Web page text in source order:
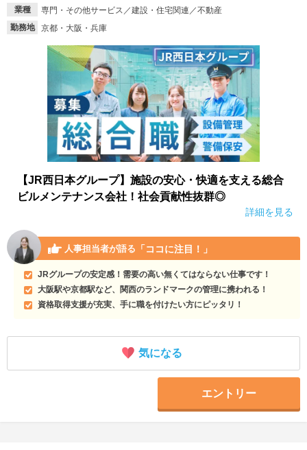
業種
専門・その他サービス／建設・住宅関連／不動産
勤務地
京都・大阪・兵庫
【JR西日本グループ】施設の安心・快適を支える総合
ビルメンテナンス会社！社会貢献性抜群◎
詳細を見る
人事担当者が語る 「ココに注目！」
JRグループの安定感！需要の高い無くてはならない仕事です！
大阪駅や京都駅など、関西のランドマークの管理に携われる！
資格取得支援が充実、手に職を付けたい方にピッタリ！
気になる
エントリー